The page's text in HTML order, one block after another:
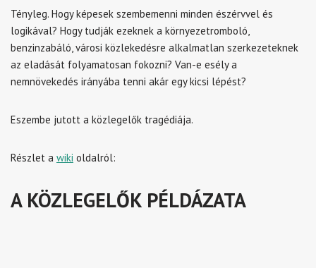
Tényleg. Hogy képesek szembemenni minden észérvvel és
logikával? Hogy tudják ezeknek a környezetromboló,
benzinzabáló, városi közlekedésre alkalmatlan szerkezeteknek
az eladását folyamatosan fokozni? Van-e esély a
nemnövekedés irányába tenni akár egy kicsi lépést?
Eszembe jutott a közlegelők tragédiája.
Részlet a wiki oldalról:
A KÖZLEGELŐK PÉLDÁZATA